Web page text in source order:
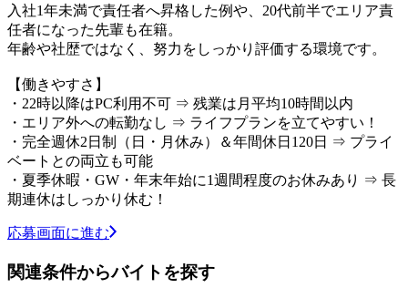
入社1年未満で責任者へ昇格した例や、20代前半でエリア責
任者になった先輩も在籍。
年齢や社歴ではなく、努力をしっかり評価する環境です。
【働きやすさ】
・22時以降はPC利用不可 ⇒ 残業は月平均10時間以内
・エリア外への転勤なし ⇒ ライフプランを立てやすい！
・完全週休2日制（日・月休み）＆年間休日120日 ⇒ プライ
ベートとの両立も可能
・夏季休暇・GW・年末年始に1週間程度のお休みあり ⇒ 長
期連休はしっかり休む！
応募画面に進む
関連条件からバイトを探す